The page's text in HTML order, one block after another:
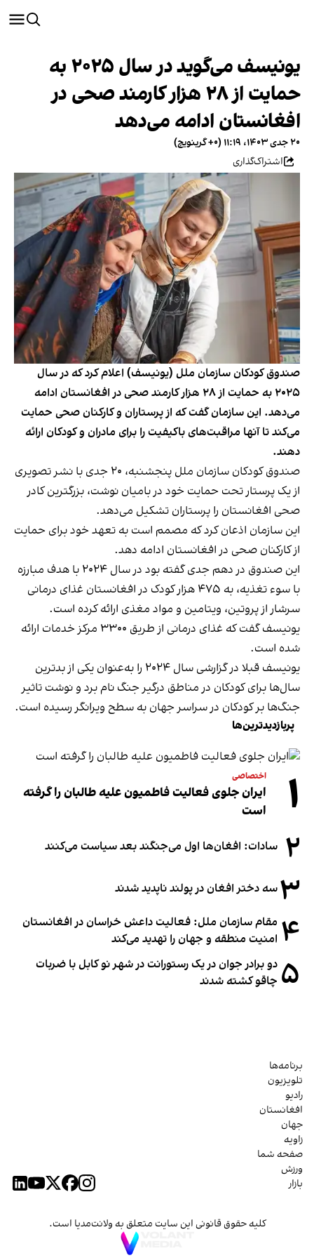
یونیسف می‌گوید در سال ۲۰۲۵ به
حمایت از ۲۸ هزار کارمند صحی در
افغانستان ادامه می‌دهد
۲۰ جدی ۱۴۰۳، ۱۱:۱۹ (‎+۰ گرینویچ)
اشتراک‌گذاری
صندوق کودکان سازمان ملل (یونیسف) اعلام کرد که در سال
۲۰۲۵ به حمایت از ۲۸ هزار کارمند صحی در افغانستان ادامه
می‌دهد. این سازمان گفت که از پرستاران و کارکنان صحی حمایت
می‌کند تا آنها مراقبت‌های باکیفیت را برای مادران و کودکان ارائه
دهند.
صندوق کودکان سازمان ملل پنجشنبه، ۲۰ جدی با نشر تصویری
از یک پرستار تحت حمایت خود در بامیان نوشت، بزرگترین کادر
صحی افغانستان را پرستاران تشکیل می‌دهد.
این سازمان اذعان کرد که مصمم است به تعهد خود برای حمایت
از کارکنان صحی در افغانستان ادامه دهد.
این صندوق در دهم جدی گفته بود در سال ۲۰۲۴ با هدف مبارزه
با سوء تغذیه، به ۴۷۵ هزار کودک در افغانستان غذای درمانی
سرشار از پروتین، ویتامین و مواد مغذی ارائه کرده است.
یونیسف گفت که غذای درمانی از طریق ۳۳۰۰ مرکز خدمات ارائه
شده است.
یونیسف قبلا در گزارشی سال ۲۰۲۴ را به‌عنوان یکی از بدترین
سال‌ها برای کودکان در مناطق درگیر جنگ نام برد و نوشت تاثیر
جنگ‌ها بر کودکان در سراسر جهان به سطح ویرانگر رسیده است.
پربازدیدترین‌ها
۱ اختصاصی
ایران جلوی فعالیت فاطمیون علیه طالبان را گرفته
است
۲ سادات: افغان‌ها اول می‌جنگند بعد سیاست می‌کنند
۳سه دختر افغان در پولند ناپدید شدند
۴ مقام سازمان ملل: فعالیت داعش خراسان در افغانستان
امنیت منطقه و جهان را تهدید می‌کند
۵ دو برادر جوان در یک رستورانت در شهر نو کابل با ضربات
چاقو کشته شدند
برنامه‌ها
تلویزیون
رادیو
افغانستان
جهان
زاویه
صفحه شما
ورزش
بازار
کلیه حقوق قانونی این سایت متعلق به ولانت‌مدیا است.